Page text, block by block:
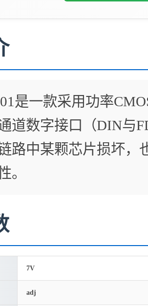
是一款采用功率
道数字接口（DIN与
路中某颗芯片损坏，
。
7V
adj